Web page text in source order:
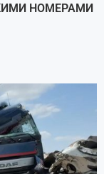
НОМЕРАМИ